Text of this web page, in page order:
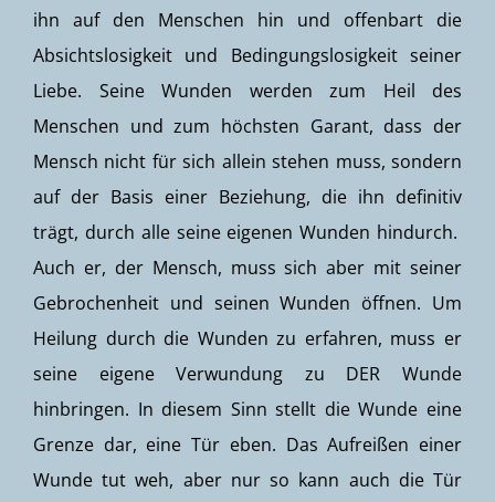
ihn auf den Menschen hin und offenbart die
Absichtslosigkeit und Bedingungslosigkeit seiner
Liebe. Seine Wunden werden zum Heil des
Menschen und zum höchsten Garant, dass der
Mensch nicht für sich allein stehen muss, sondern
auf der Basis einer Beziehung, die ihn definitiv
trägt, durch alle seine eigenen Wunden hindurch.
Auch er, der Mensch, muss sich aber mit seiner
Gebrochenheit und seinen Wunden öffnen. Um
Heilung durch die Wunden zu erfahren, muss er
seine eigene Verwundung zu DER Wunde
hinbringen. In diesem Sinn stellt die Wunde eine
Grenze dar, eine Tür eben. Das Aufreißen einer
Wunde tut weh, aber nur so kann auch die Tür